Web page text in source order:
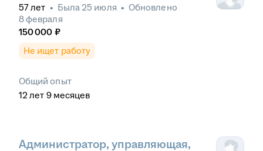
57лет • Была 25 июля • Обновлено
8 февраля
150 000 ₽
Не ищет работу
Общий опыт
12 лет 9 месяцев
Администратор, управляющая,